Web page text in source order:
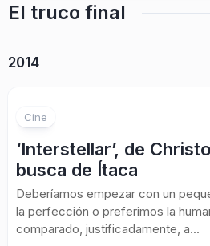
El truco final
2014
Cine
‘Interstellar’, de
busca de Ítaca
Deberíamos empezar con un
la perfección o preferimos la
comparado, justificadamente, a...